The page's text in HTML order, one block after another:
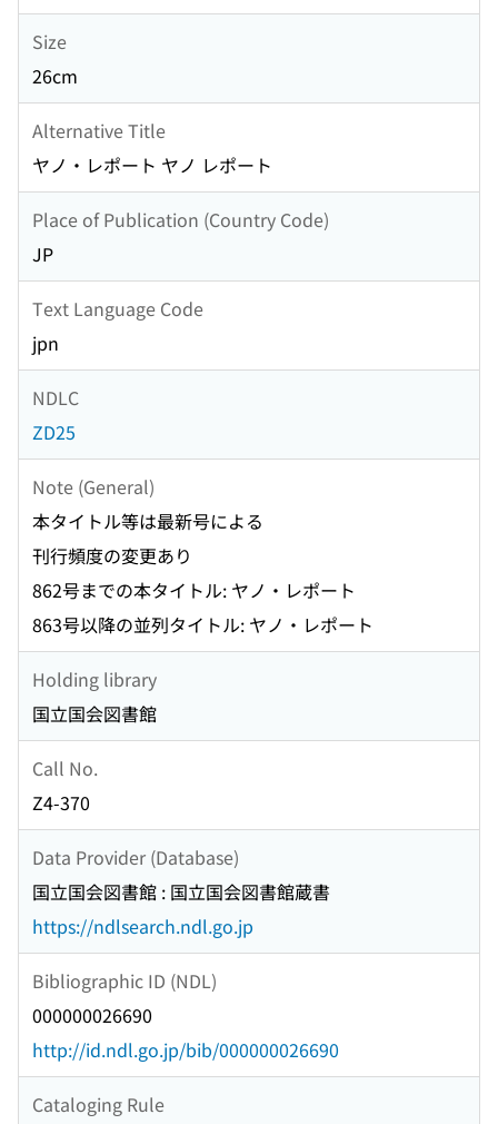
Size
26cm
Alternative Title
ヤノ・レポート ヤノ レポート
Place of Publication (Country Code)
JP
Text Language Code
jpn
NDLC
ZD25
Note (General)
本タイトル等は最新号による
刊行頻度の変更あり
862号までの本タイトル: ヤノ・レポート
863号以降の並列タイトル: ヤノ・レポート
Holding library
国立国会図書館
Call No.
Z4-370
Data Provider (Database)
国立国会図書館 : 国立国会図書館蔵書
https://ndlsearch.ndl.go.jp
Bibliographic ID (NDL)
000000026690
http://id.ndl.go.jp/bib/000000026690
Cataloging Rule